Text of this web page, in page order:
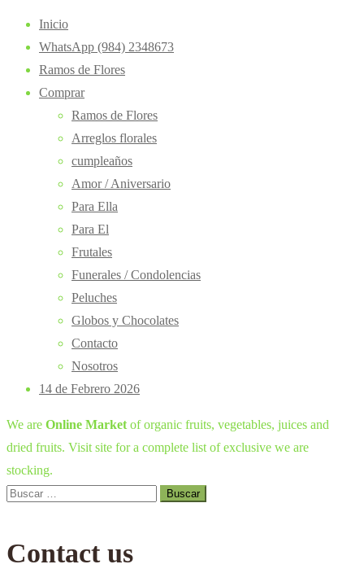
Inicio
WhatsApp (984) 2348673
Ramos de Flores
Comprar
Ramos de Flores
Arreglos florales
cumpleaños
Amor / Aniversario
Para Ella
Para El
Frutales
Funerales / Condolencias
Peluches
Globos y Chocolates
Contacto
Nosotros
14 de Febrero 2026
We are Online Market of organic fruits, vegetables, juices and
dried fruits. Visit site for a complete list of exclusive we are
stocking.
Buscar:
Contact us